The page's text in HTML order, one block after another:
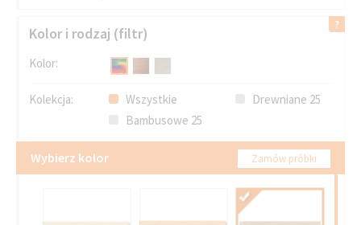
Kolor i rodzaj (filtr)
Kolor:
Kolekcja: Wszystkie
Drewniane 25
Bambusowe 25
Wybierz kolor Zamów próbki